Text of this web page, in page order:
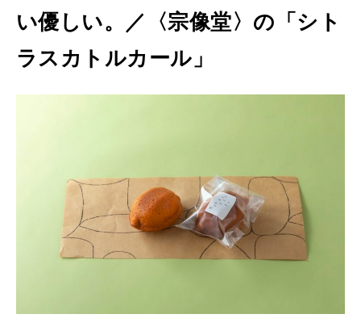
い優しい。／〈宗像堂〉の「シト
ラスカトルカール」